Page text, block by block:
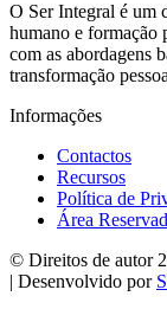
O Ser Integral é um
humano e formação
com as abordagens
transformação
Informações
Contactos
Recursos
Política de
Área
© Direitos de autor
| Desenvolvido por